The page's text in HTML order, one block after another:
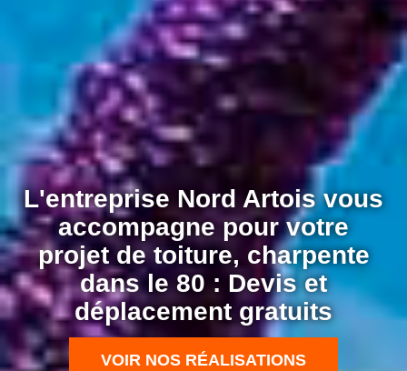
L'entreprise Nord Artois vous
accompagne pour votre
projet de toiture, charpente
dans le 80 : Devis et
déplacement gratuits
VOIR NOS RÉALISATIONS